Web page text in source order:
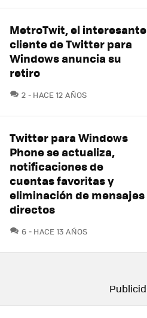
MetroTwit, el interesante
cliente de Twitter para
Windows anuncia su
retiro
2 COMENTARIOS
HACE 12 AÑOS
Twitter para Windows
Phone se actualiza,
notificaciones de
cuentas favoritas y
eliminación de mensajes
directos
6 COMENTARIOS
HACE 13 AÑOS